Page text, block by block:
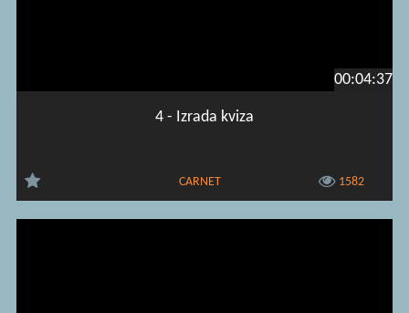
00:04:37
4 - Izrada kviza
CARNET 1582